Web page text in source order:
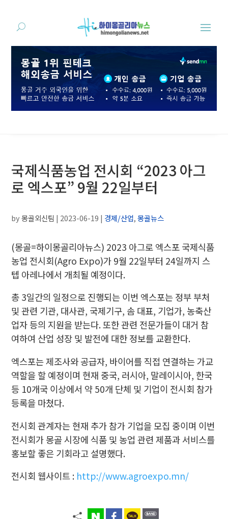
국제식품농업 전시회 “2023 아그
로 엑스포” 9월 22일부터
by몽골외신팀 | 2023-06-19 | 경제/산업,몽골뉴스
(몽골=하이몽골리아뉴스) 2023 아그로 엑스포 국제식품
농업 전시회(Agro Expo)가 9월 22일부터 24일까지 스
텝 아레나에서 개최될 예정이다.
총 3일간의 일정으로 진행되는 이번 엑스포는 정부 부처
및 관련 기관, 대사관, 국제기구, 솜 대표, 기업가, 농축산
업자 등의 지원을 받는다. 또한 관련 전문가들이 대거 참
여하여 산업 성장 및 발전에 대한 정보를 교환한다.
엑스포는 제조사와 공급자, 바이어를 직접 연결하는 가교
역할을 할 예정이며 현재 중국, 러시아, 말레이시아, 한국
등 10개국 이상에서 약 50개 단체 및 기업이 전시회 참가
등록을 마쳤다.
전시회 관계자는 현재 추가 참가 기업을 모집 중이며 이번
전시회가 몽골 시장에 식품 및 농업 관련 제품과 서비스를
홍보할 좋은 기회라고 설명했다.
전시회 웹사이트 : http://www.agroexpo.mn/